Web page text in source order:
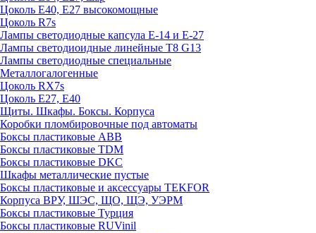
Цоколь Е40, Е27 высокомощные
Цоколь R7s
Лампы светодиодные капсула Е-14 и Е-27
Лампы светодиоидные линейные T8 G13
Лампы светодиодные специальные
Металлогалогенные
Цоколь RX7s
Цоколь Е27, E40
Щиты. Шкафы. Боксы. Корпуса
Коробки пломбировочные под автоматы
Боксы пластиковые ABB
Боксы пластиковые TDM
Боксы пластиковые DKC
Шкафы металлические пустые
Боксы пластиковые и аксессуары TEKFOR
Корпуса ВРУ, ШЭС, ЩО, ЩЭ, УЭРМ
Боксы пластиковые Турция
Боксы пластиковые RUVinil